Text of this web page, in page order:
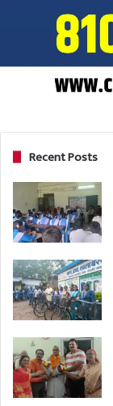
Recent Posts